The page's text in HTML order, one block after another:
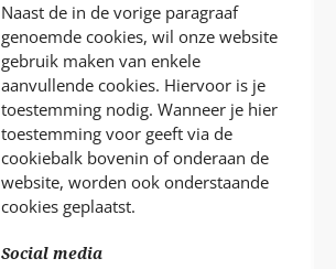
Naast de in de vorige paragraaf
genoemde cookies, wil onze website
gebruik maken van enkele
aanvullende cookies. Hiervoor is je
toestemming nodig. Wanneer je hier
toestemming voor geeft via de
cookiebalk bovenin of onderaan de
website, worden ook onderstaande
cookies geplaatst.
Social media